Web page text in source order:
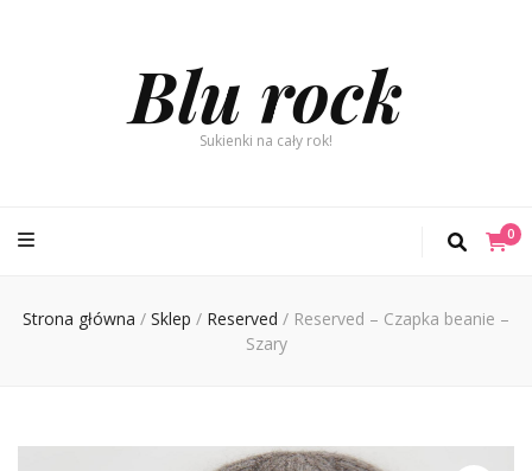
Blu rock
Sukienki na cały rok!
0
Strona główna / Sklep / Reserved / Reserved – Czapka beanie –
Szary